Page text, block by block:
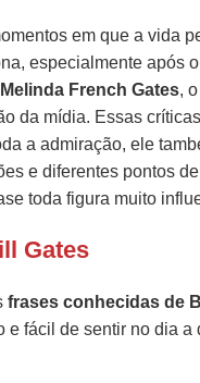
em que a vida
especialmente após
French Gates,
da mídia. Essas
a admiração, ele
e diferentes pontos
toda figura muito
Gates
frases conhecidas de
e fácil de sentir no dia a